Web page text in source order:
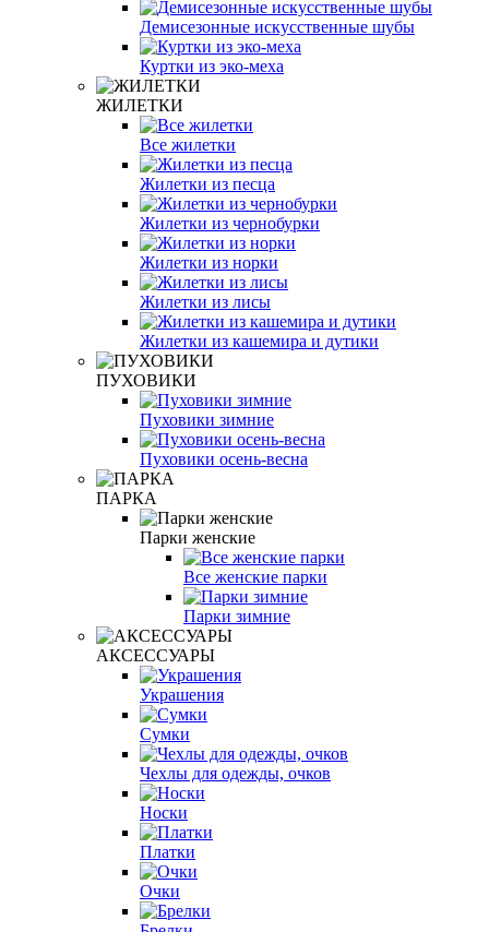
Демисезонные искусственные шубы
Куртки из эко-меха
ЖИЛЕТКИ
Все жилетки
Жилетки из песца
Жилетки из чернобурки
Жилетки из норки
Жилетки из лисы
Жилетки из кашемира и дутики
ПУХОВИКИ
Пуховики зимние
Пуховики осень-весна
ПАРКА
Парки женские
Все женские парки
Парки зимние
АКСЕССУАРЫ
Украшения
Сумки
Чехлы для одежды, очков
Носки
Платки
Очки